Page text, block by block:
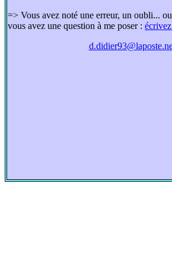
=> Vous avez noté une erreur, un oubli...
vous avez une question à me poser :